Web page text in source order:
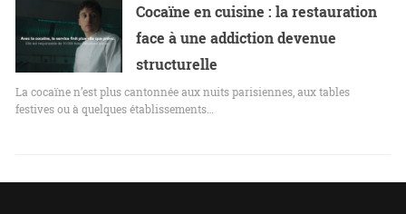
Cocaïne en cuisine : la restauration
face à une addiction devenue
structurelle
La cocaïne n’est plus cantonnée aux nuits parisiennes, aux tables
festives ou à quelques établissements…